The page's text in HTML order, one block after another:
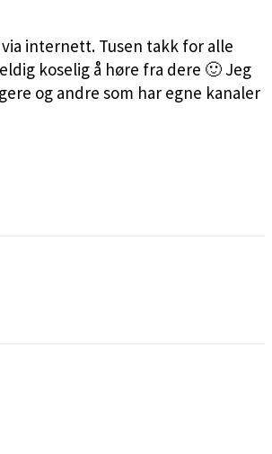
internett. Tusen takk for alle
koselig å høre fra dere 🙂 Jeg
og andre som har egne kanaler